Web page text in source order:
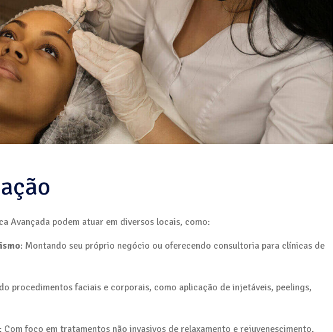
Avançada podem atuar em diversos locais, como:
: Montando seu próprio negócio ou oferecendo consultoria para clínicas de
procedimentos faciais e corporais, como aplicação de injetáveis, peelings,
: Com foco em tratamentos não invasivos de relaxamento e rejuvenescimento.